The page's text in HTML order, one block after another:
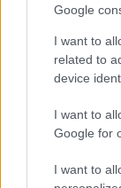
Google
I want to
related to
device
I want to
Google for
I want to